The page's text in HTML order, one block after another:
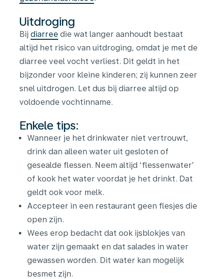
Uitdroging
Bij diarree die wat langer aanhoudt bestaat
altijd het risico van uitdroging, omdat je met de
diarree veel vocht verliest. Dit geldt in het
bijzonder voor kleine kinderen; zij kunnen zeer
snel uitdrogen. Let dus bij diarree altijd op
voldoende vochtinname.
Enkele tips:
Wanneer je het drinkwater niet vertrouwt,
drink dan alleen water uit gesloten of
gesealde flessen. Neem altijd ‘flessenwater’
of kook het water voordat je het drinkt. Dat
geldt ook voor melk.
Accepteer in een restaurant geen flesjes die
open zijn.
Wees erop bedacht dat ook ijsblokjes van
water zijn gemaakt en dat salades in water
gewassen worden. Dit water kan mogelijk
besmet zijn.